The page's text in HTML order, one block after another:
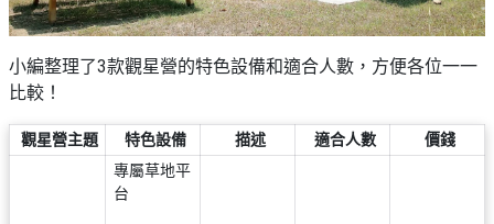
小編整理了3款觀星營的特色設備和適合人數，方便各位一一
比較！
觀星營主題 特色設備 描述 適合人數 價錢
專屬草地平
台